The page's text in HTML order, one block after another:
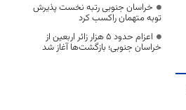
خراسان جنوبی رتبه نخست پذیرش
توبه متهمان راکسب کرد
اعزام حدود 5 هزار زائر اربعین از
خراسان جنوبی؛ بازگشت‌ها آغاز شد